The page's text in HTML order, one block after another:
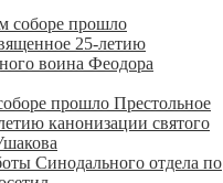
прошло Престольное
канонизации святого